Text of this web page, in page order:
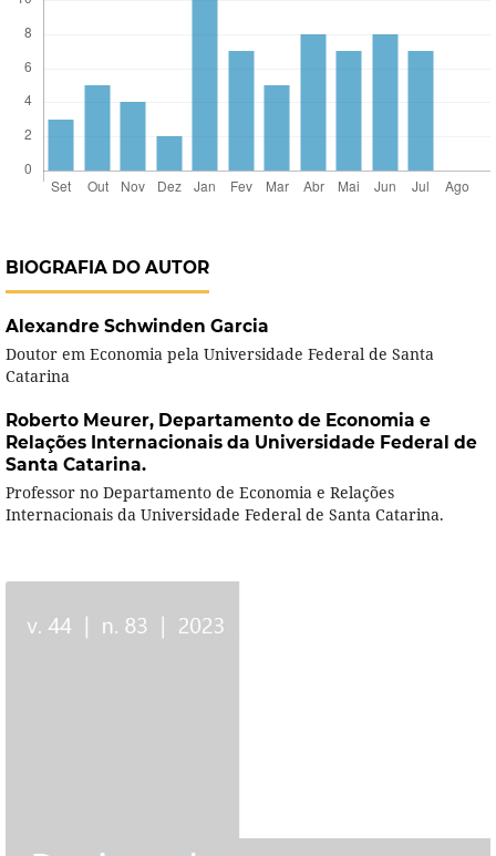
BIOGRAFIA DO AUTOR
Alexandre Schwinden Garcia
Doutor em Economia pela Universidade Federal de Santa
Catarina
Roberto Meurer, Departamento de Economia e
Relações Internacionais da Universidade Federal de
Santa Catarina.
Professor no Departamento de Economia e Relações
Internacionais da Universidade Federal de Santa Catarina.